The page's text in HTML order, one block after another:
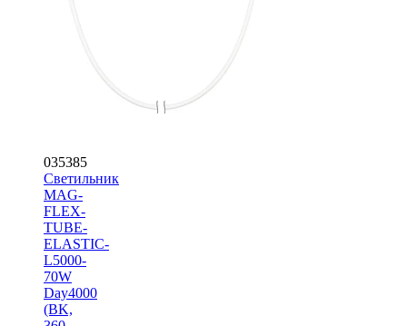
035385
Светильник
MAG-
FLEX-
TUBE-
ELASTIC-
L5000-
70W
Day4000
(BK,